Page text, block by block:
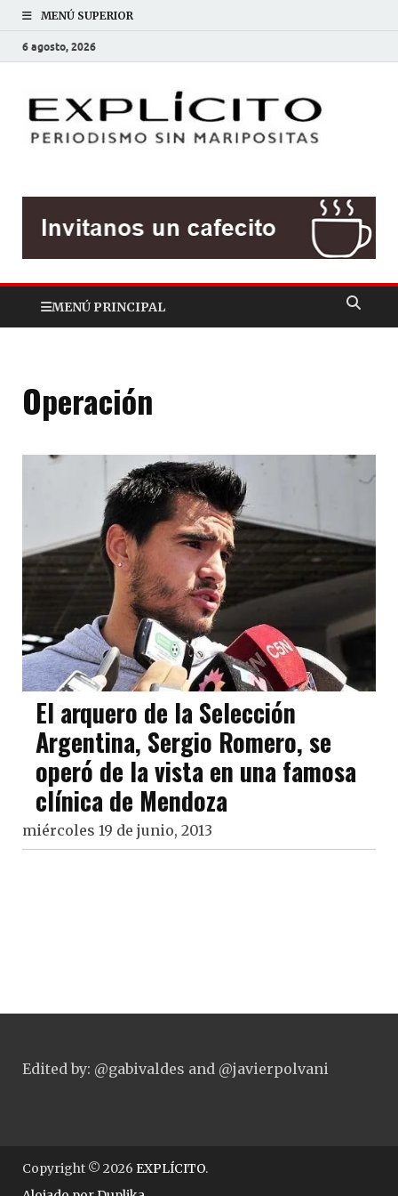
MENÚ SUPERIOR
6 agosto, 2026
MENÚ PRINCIPAL
Operación
El arquero de la Selección
Argentina, Sergio Romero, se
operó de la vista en una famosa
clínica de Mendoza
miércoles 19 de junio, 2013
Edited by: @gabivaldes and @javierpolvani
Copyright © 2026 EXPLÍCITO.